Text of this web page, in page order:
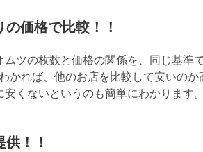
価格で比較！！
ツの枚数と価格の関係を、同じ基
かれば、他のお店を比較して安いの
くないというのも簡単にわかります。
！！